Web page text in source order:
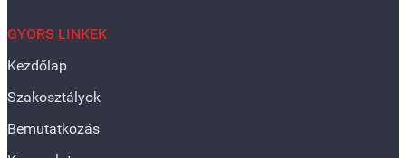
GYORS LINKEK
Kezdőlap
Szakosztályok
Bemutatkozás